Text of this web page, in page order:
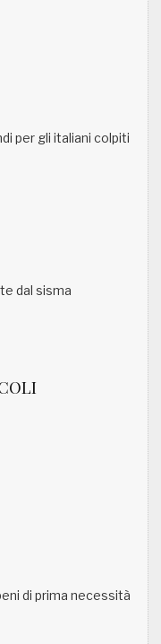
per gli italiani colpiti
dal sisma
di prima necessità